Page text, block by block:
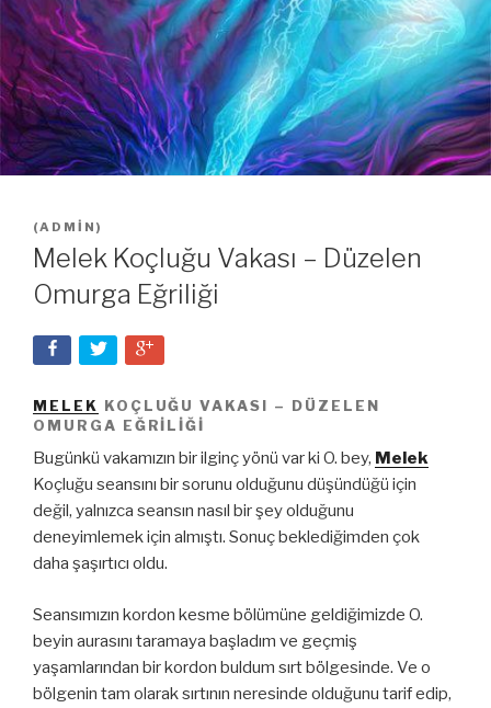
(ADMIN )
Melek Koçluğu Vakası – Düzelen
Omurga Eğriliği
MELEK KOÇLUĞU VAKASI – DÜZELEN
OMURGA EĞRILIĞI
Bugünkü vakamızın bir ilginç yönü var ki O. bey, Melek
Koçluğu seansını bir sorunu olduğunu düşündüğü için
değil, yalnızca seansın nasıl bir şey olduğunu
deneyimlemek için almıştı. Sonuç beklediğimden çok
daha şaşırtıcı oldu.
Seansımızın kordon kesme bölümüne geldiğimizde O.
beyin aurasını taramaya başladım ve geçmiş
yaşamlarından bir kordon buldum sırt bölgesinde. Ve o
bölgenin tam olarak sırtının neresinde olduğunu tarif edip,